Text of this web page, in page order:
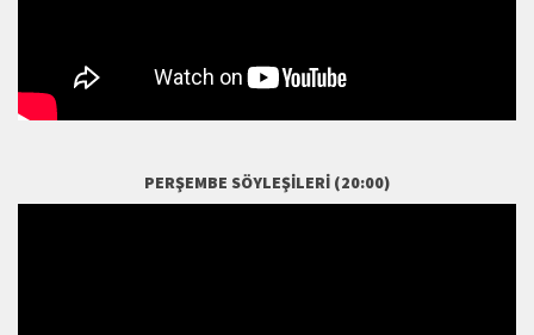
PERŞEMBE SÖYLEŞILERI (20:00)